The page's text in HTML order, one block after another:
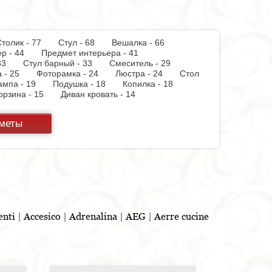
- 77 Стул - 68
Вешалка - 66
- 44
Предмет интерьера - 41
33 Стул барный - 33
Смеситель - 29
- 25 Фоторамка - 24 Люстра - 24
Стол
- 19 Подушка - 18
Копилка - 18
- 15
Диван кровать - 14
- 10Скамья - 10
мойка - 8
- 8Тумба для обуви - 7
- 6Лоток - 5
Посудомоечная
- 1Игрушка - 1Бутылочница - 1
для обуви - 1
- 1
| Accesico | Adrenalina | AEG| Aerre cucine